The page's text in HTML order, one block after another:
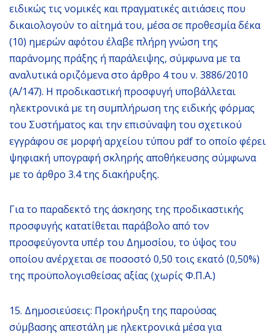
ειδικώς τις νομικές και πραγματικές αιτιάσεις που
δικαιολογούν το αίτημά του, μέσα σε προθεσμία δέκα
(10) ημερών αφότου έλαβε πλήρη γνώση της
παράνομης πράξης ή παράλειψης, σύμφωνα με τα
αναλυτικά οριζόμενα στο άρθρο 4 του ν. 3886/2010
(Α΄/147). Η προδικαστική προσφυγή υποβάλλεται
ηλεκτρονικά με τη συμπλήρωση της ειδικής φόρμας
του Συστήματος και την επισύναψη του σχετικού
εγγράφου σε μορφή αρχείου τύπου pdf το οποίο φέρει
ψηφιακή υπογραφή σκληρής αποθήκευσης σύμφωνα
με το άρθρο 3.4 της διακήρυξης.
Για το παραδεκτό της άσκησης της προδικαστικής
προσφυγής κατατίθεται παράβολο από τον
προσφεύγοντα υπέρ του Δημοσίου, το ύψος του
οποίου ανέρχεται σε ποσοστό 0,50 τοις εκατό (0,50%)
της προϋπολογισθείσας αξίας (χωρίς Φ.Π.Α.)
15. Δημοσιεύσεις: Προκήρυξη της παρούσας
σύμβασης απεστάλη με ηλεκτρονικά μέσα για